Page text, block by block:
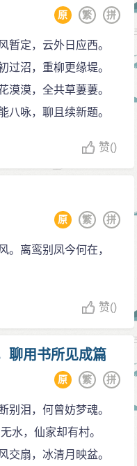
意义虽然不及李
对后世最有影响力的
好李、杜、白诗的人
百首》中，收入李商
已经开始自觉学习
习李商隐的诗人就更
学杜甫者什六七，学
互相唱和，追求辞藻
未学到李商隐诗歌精
欧阳修等人走上文坛
评价很高，认为他的
夫诗话》）。王安石
的影响。
子希望在仕途有所
隐考取了进士资格。
商隐初次应举的年份
之前——即文宗太和二
一样，李商隐并不指
没有提及当时的情
不是非常在意。然
没有录取他的考官
的小人：“鸾皇期一
己学识不足。早在
狐绹就考中进士。这
李商隐优秀，而是由
拼
繁
原
暂定，云外日应西。
过沼，重柳更缘堤。
漠漠，全共草萋萋。
八咏，聊且续新题。
赞()
拼
繁
原
。离鸾别凤今何在，
赞()
聊用书所见成篇
拼
繁
原
别泪，何曾妨梦魂。
水，仙家却有村。
交扇，冰清月映盆。